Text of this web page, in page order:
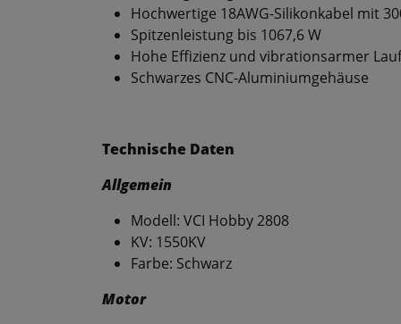
Hochwertige 18AWG-Silikonkabel mit
Spitzenleistung bis 1067,6 W
Hohe Effizienz und vibrationsarmer Lauf
Schwarzes CNC-Aluminiumgehäuse
Technische Daten
Allgemein
Modell: VCI Hobby 2808
KV: 1550KV
Farbe: Schwarz
Motor